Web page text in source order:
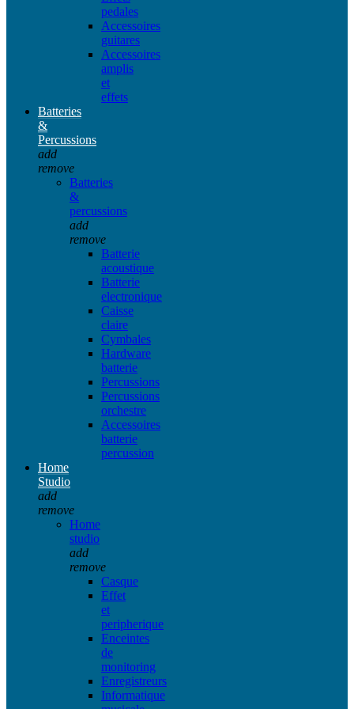
pedales
Accessoires
guitares
Accessoires
amplis
et
effets
Batteries
&
Percussions
add
remove
Batteries
&
percussions
add
remove
Batterie
acoustique
Batterie
electronique
Caisse
claire
Cymbales
Hardware
batterie
Percussions
Percussions
orchestre
Accessoires
batterie
percussion
Home
Studio
add
remove
Home
studio
add
remove
Casque
Effet
et
peripherique
Enceintes
de
monitoring
Enregistreurs
Informatique